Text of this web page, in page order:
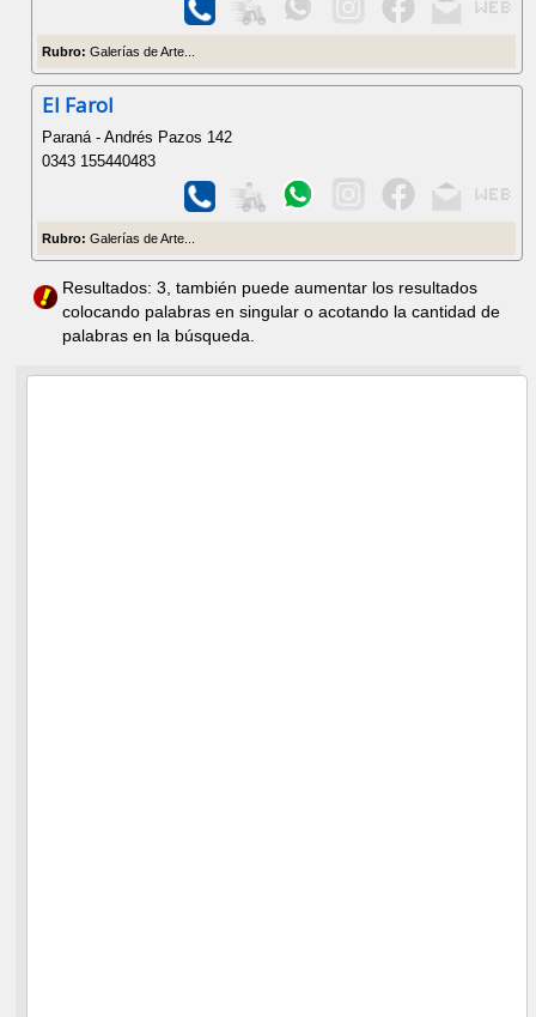
Rubro: Galerías de Arte...
El Farol
Paraná - Andrés Pazos 142
0343 155440483
Rubro: Galerías de Arte...
Resultados: 3, también puede aumentar los resultados
colocando palabras en singular o acotando la cantidad de
palabras en la búsqueda.